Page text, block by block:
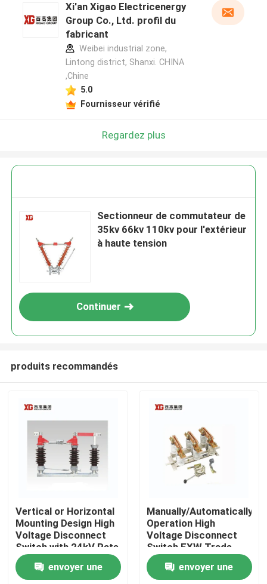
Maison
Produits
Au sujet de nous
Xi'an Xigao Electricenergy
Group Co., Ltd. profil du
fabricant
Weibei industrial zone,
Lintong district, Shanxi. CHINA
,Chine
5.0
Fournisseur vérifié
Regardez plus
Sectionneur de commutateur de
35kv 66kv 110kv pour l'extérieur
à haute tension
Continuer
produits recommandés
Vertical or Horizontal
Mounting Design High
Voltage Disconnect
Switch with 24kV Rate
Voltage
envoyer une
Manually/Automatically
Operation High
Voltage Disconnect
Switch EXW Trade
Terms Product
envoyer une